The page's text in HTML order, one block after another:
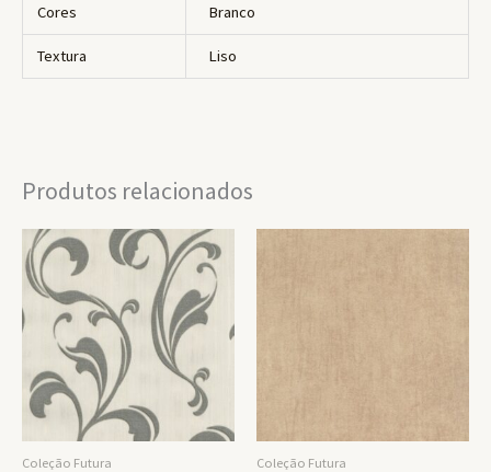
Cores Branco
Textura Liso
Produtos relacionados
Coleção Futura Coleção Futura